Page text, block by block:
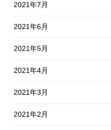
2021年7月
2021年6月
2021年5月
2021年4月
2021年3月
2021年2月